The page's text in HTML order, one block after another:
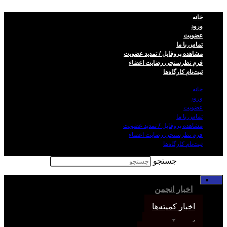
خانه
ورود
عضویت
تماس با ما
مشاهده پروفایل / تمدید عضویت
فرم نظر‌سنجی رضایت اعضاء
ثبت‌نام کارگاه‌ها
خانه
ورود
عضویت
تماس با ما
مشاهده پروفایل / تمدید عضویت
فرم نظر‌سنجی رضایت اعضاء
ثبت‌نام کارگاه‌ها
جستجو
اخبار انجمن
اخبار کمیته‌ها
کمیته آموزش